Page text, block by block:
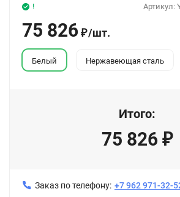
Артикул:
!
75 826 ₽/шт.
Белый Нержавеющая сталь
Итого:
75 826 ₽
Заказ по телефону: +7 962 971-32-